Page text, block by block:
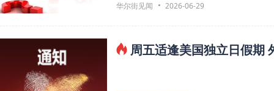
华尔街见闻
2026-06-29
周五适逢美国独立日假期